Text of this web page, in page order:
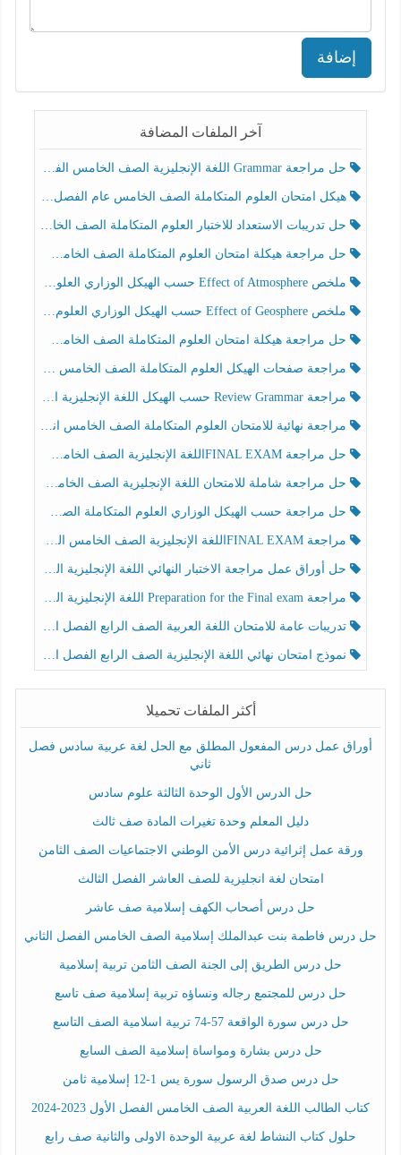
إضافة
آخر الملفات المضافة
حل مراجعة Grammar اللغة الإنجليزية الصف الخامس الفصل الثالث
هيكل امتحان العلوم المتكاملة الصف الخامس عام الفصل الدراسي الثالث 2025-2026
حل تدريبات الاستعداد للاختبار العلوم المتكاملة الصف الخامس عام الفصل الثالث
حل مراجعة هيكلة امتحان العلوم المتكاملة الصف الخامس انسبير الفصل الثالث
ملخص Effect of Atmosphere حسب الهيكل الوزاري العلوم المتكاملة الصف الخامس انسبير الفصل الثالث
ملخص Effect of Geosphere حسب الهيكل الوزاري العلوم المتكاملة الصف الخامس انسبير الفصل الثالث
حل مراجعة هيكلة امتحان العلوم المتكاملة الصف الخامس عام الفصل الثالث
مراجعة صفحات الهيكل العلوم المتكاملة الصف الخامس انسبير الفصل الثالث
مراجعة Review Grammar حسب الهيكل اللغة الإنجليزية الصف الخامس الفصل الثالث
مراجعة نهائية للامتحان العلوم المتكاملة الصف الخامس انسبير الفصل الثالث
حل مراجعة FINAL EXAMاللغة الإنجليزية الصف الخامس الفصل الثالث
حل مراجعة شاملة للامتحان اللغة الإنجليزية الصف الخامس الفصل الثالث
حل مراجعة حسب الهيكل الوزاري العلوم المتكاملة الصف الخامس عام الفصل الثالث
مراجعة FINAL EXAMاللغة الإنجليزية الصف الخامس الفصل الثالث
حل أوراق عمل مراجعة الاختبار النهائي اللغة الإنجليزية الصف الرابع الفصل الثالث
مراجعة Preparation for the Final exam اللغة الإنجليزية الصف الرابع الفصل الثالث
تدريبات عامة للامتحان اللغة العربية الصف الرابع الفصل الثالث
نموذج امتحان نهائي اللغة الإنجليزية الصف الرابع الفصل الثالث
أكثر الملفات تحميلا
أوراق عمل درس المفعول المطلق مع الحل لغة عربية سادس فصل
ثاني
حل الدرس الأول الوحدة الثالثة علوم سادس
دليل المعلم وحدة تغيرات المادة صف ثالث
ورقة عمل إثرائية درس الأمن الوطني الاجتماعيات الصف الثامن
امتحان لغة انجليزية للصف العاشر الفصل الثالث
حل درس أصحاب الكهف إسلامية صف عاشر
حل درس فاطمة بنت عبدالملك إسلامية الصف الخامس الفصل الثاني
حل درس الطريق إلى الجنة الصف الثامن تربية إسلامية
حل درس للمجتمع رجاله ونساؤه تربية إسلامية صف تاسع
حل درس سورة الواقعة 57-74 تربية اسلامية الصف التاسع
حل درس بشارة ومواساة إسلامية الصف السابع
حل درس صدق الرسول سورة يس 1-12 إسلامية ثامن
كتاب الطالب اللغة العربية الصف الخامس الفصل الأول 2023-2024
حلول كتاب النشاط لغة عربية الوحدة الاولى والثانية صف رابع